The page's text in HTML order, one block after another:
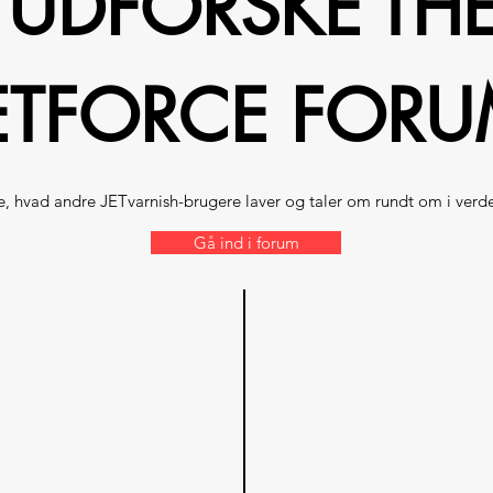
hvad andre JETvarnish-brugere laver og taler om rundt om i
Gå ind i forum